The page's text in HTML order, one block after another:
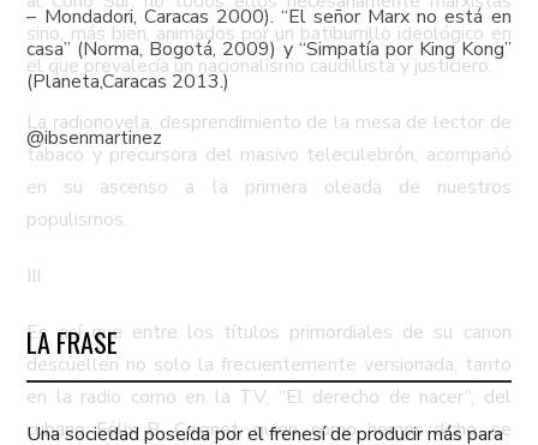
sino, más bien, animados por un batiburrillo ideológico en
el que prevalecía un nacionalismo caudillista y justiciero.
La radionovela, desprendimiento de la mesa de lector de
tabaco y precursora del masivo teleculebrón, acompañó
en su ascenso a la primera oleada de nuestros
populismos.
III
Es así que entre los títulos primordiales de su canon
descuellen no solo la frecuentemente versionada, tanto
en la radio como en la TV, “El derecho de nacer”, del
cubano Félix B. Caignet, quien, como hemos dicho, se
– Mondadori, Caracas 2000). “El señor Marx no está en
casa” (Norma, Bogotá, 2009) y “Simpatía por King Kong”
(Planeta,Caracas 2013.)
@ibsenmartinez
LA FRASE
Una sociedad poseída por el frenesí de producir más para